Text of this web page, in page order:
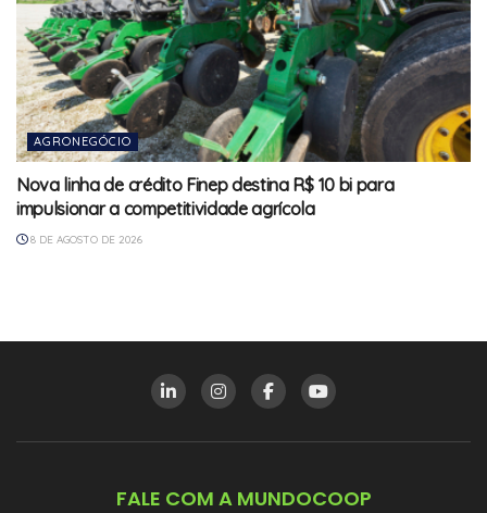
AGRONEGÓCIO
Nova linha de crédito Finep destina R$ 10 bi para
impulsionar a competitividade agrícola
8 DE AGOSTO DE 2026
FALE COM A MUNDOCOOP